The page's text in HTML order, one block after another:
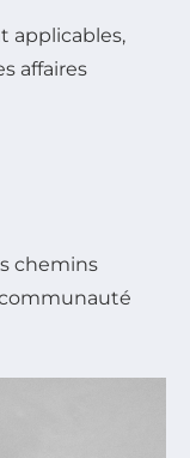
applicables,
affaires
chemins